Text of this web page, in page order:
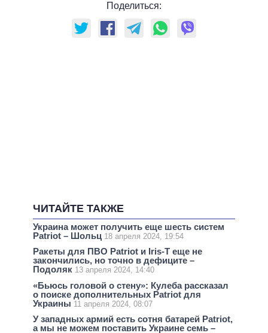
Поделиться:
ЧИТАЙТЕ ТАКЖЕ
Украина может получить еще шесть систем
Patriot – Шольц 18 апреля 2024, 19:54
Ракеты для ПВО Patriot и Iris-T еще не
закончились, но точно в дефиците –
Подоляк 13 апреля 2024, 14:40
«Бьюсь головой о стену»: Кулеба рассказал
о поиске дополнительных Patriot для
Украины 11 апреля 2024, 08:07
У западных армий есть сотня батарей Patriot,
а мы не можем поставить Украине семь –